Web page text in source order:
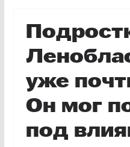
уже
Он мог
под